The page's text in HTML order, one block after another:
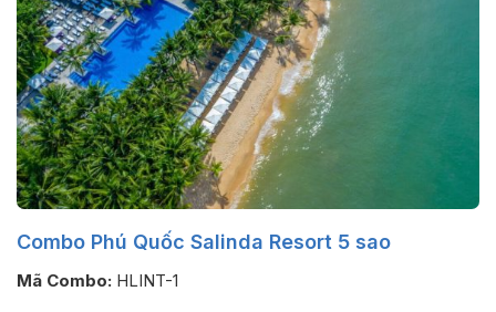
Combo Phú Quốc Salinda Resort 5 sao
Mã Combo: HLINT-1